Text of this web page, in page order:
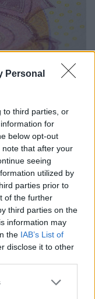
Personal
to third parties, or
for
below opt-out
that after your
seeing
utilized by
parties prior to
of the further
third parties on the
information may
the IAB’s List of
disclose it to other
lévő
érdekes
szólásokat